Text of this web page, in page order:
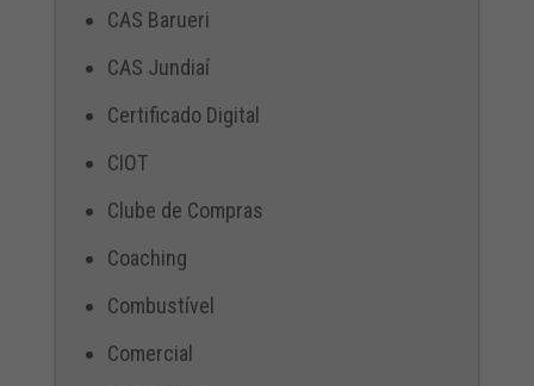
CAS Barueri
CAS Jundiaí
Certificado Digital
CIOT
Clube de Compras
Coaching
Combustível
Comercial